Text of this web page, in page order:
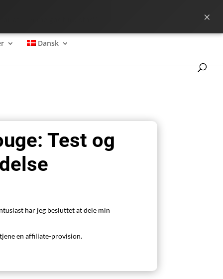
×
at komme godt fra start?
Dansk
Test og
har jeg besluttet at dele min
en affiliate-provision.